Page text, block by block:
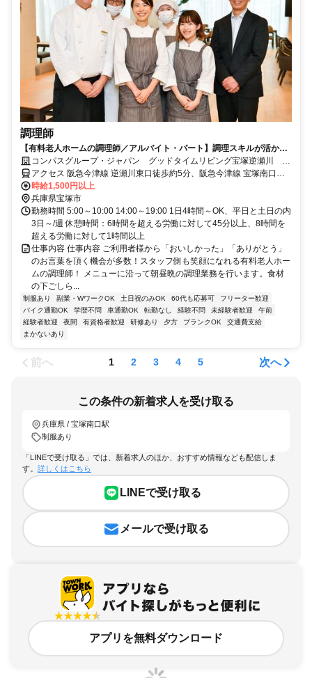
調理師
【有料老人ホームの調理師／アルバイト・パート】調理スキルが活かせ
る環境です♪シフト相談可！
コンパスグループ・ジャパン グッドタイムリビング宝塚逆瀬川
39445_p
アクセス 阪急今津線 逆瀬川東口徒歩約5分、阪急今津線 宝塚南口出
口1徒歩約12分、阪急今津線 小林（兵庫県）東口徒歩約17分
時給1,500円以上
兵庫県宝塚市
勤務時間 5:00～10:00 14:00～19:00 1日4時間～OK、平日と土日の内
3日～/週 休憩時間：6時間を超える労働に対して45分以上、8時間を
超える労働に対して1時間以上
仕事内容 仕事内容 ご利用者様から「おいしかった」「ありがとう」
のお言葉を頂く機会が多数！スタッフ側も笑顔になれる有料老人ホー
ムの調理師！ メニューに沿って朝昼晩の調理業務を行います。食材
の下ごしら...
制服あり 副業・WワークOK 土日祝のみOK 60代も応募可
フリーター歓迎
バイク通勤OK
学歴不問 車通勤OK 転勤なし 経験不問 未経験者歓迎
午前
経験者歓迎
夜間 有資格者歓迎 研修あり 夕方 ブランクOK
交通費支給
まかないあり
前へ 1 2 3 4 5 次へ
この条件の新着求人を受け取る
兵庫県 / 宝塚南口駅
制服あり
「LINEで受け取る」では、新着求人のほか、おすすめ情報なども配信しま
す。 詳しくはこちら
LINEで受け取る
メールで受け取る
アプリを無料ダウンロード